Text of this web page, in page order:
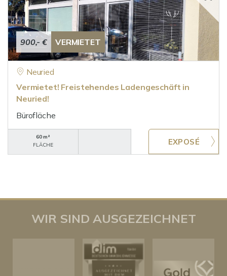
900,- € VERMIETET
Neuried
Vermietet! Freistehendes Ladengeschäft in
Neuried!
Bürofläche
60 m²
FLÄCHE
WIR SIND AUSGEZEICHNET